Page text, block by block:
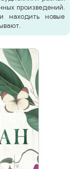
произведений.
находить новые